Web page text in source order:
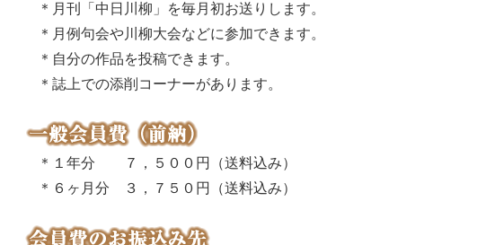
＊月刊「中日川柳」を毎月初お送りします。
＊月例句会や川柳大会などに参加できます。
＊自分の作品を投稿できます。
＊誌上での添削コーナーがあります。
＊１年分 ７，５００円（送料込み）
＊６ヶ月分 ３，７５０円（送料込み）